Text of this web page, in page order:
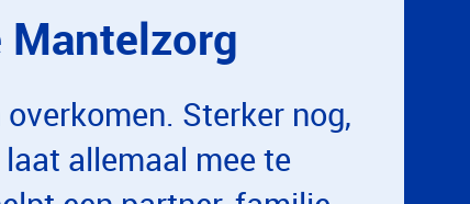
Mantelzorg
Sterker nog,
allemaal mee te